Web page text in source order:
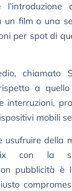
un film o una
per spot di
chiamato
a
interruzioni,
mobili
usufruire della
con la
pubblicità è